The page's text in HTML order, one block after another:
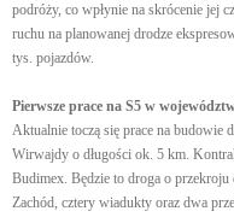
podróży, co wpłynie na skrócenie jej
ruchu na planowanej drodze
tys. pojazdów.
Pierwsze prace na S5 w
Aktualnie toczą się prace na budowie
Wirwajdy o długości ok. 5 km.
Budimex. Będzie to droga o
Zachód, cztery wiadukty oraz dwa